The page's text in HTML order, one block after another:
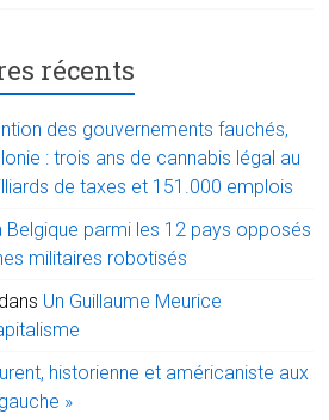
récents
des gouvernements fauchés,
: trois ans de cannabis légal au
de taxes et 151.000 emplois
Belgique parmi les 12 pays opposés
militaires robotisés
dans Un Guillaume Meurice
historienne et américaniste aux
»